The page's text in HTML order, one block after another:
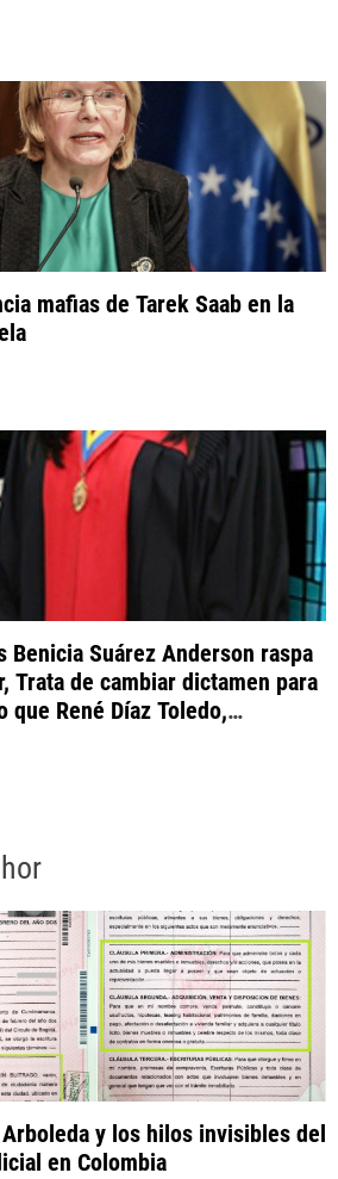
mafias de Tarek Saab en la
Benicia Suárez Anderson raspa
Trata de cambiar dictamen para
René Díaz Toledo,
y los hilos invisibles del
en Colombia